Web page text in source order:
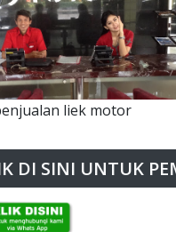
liek motor
DI SINI UNTUK